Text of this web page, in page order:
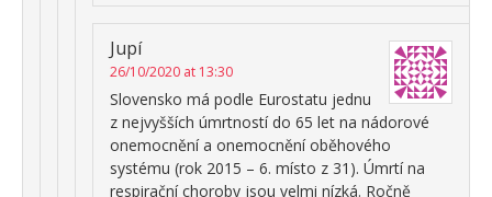
Jupí
26/10/2020 at 13:30
Slovensko má podle Eurostatu jednu
z nejvyšších úmrtností do 65 let na nádorové
onemocnění a onemocnění oběhového
systému (rok 2015 – 6. místo z 31). Úmrtí na
respirační choroby jsou velmi nízká. Ročně